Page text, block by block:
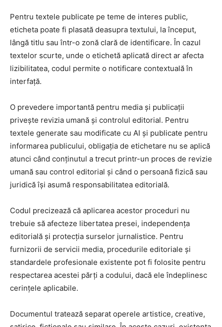
Pentru textele publicate pe teme de interes public,
eticheta poate fi plasată deasupra textului, la început,
lângă titlu sau într-o zonă clară de identificare. În cazul
textelor scurte, unde o etichetă aplicată direct ar afecta
lizibilitatea, codul permite o notificare contextuală în
interfață.
O prevedere importantă pentru media și publicații
privește revizia umană și controlul editorial. Pentru
textele generate sau modificate cu AI și publicate pentru
informarea publicului, obligația de etichetare nu se aplică
atunci când conținutul a trecut printr-un proces de revizie
umană sau control editorial și când o persoană fizică sau
juridică își asumă responsabilitatea editorială.
Codul precizează că aplicarea acestor proceduri nu
trebuie să afecteze libertatea presei, independența
editorială și protecția surselor jurnalistice. Pentru
furnizorii de servicii media, procedurile editoriale și
standardele profesionale existente pot fi folosite pentru
respectarea acestei părți a codului, dacă ele îndeplinesc
cerințele aplicabile.
Documentul tratează separat operele artistice, creative,